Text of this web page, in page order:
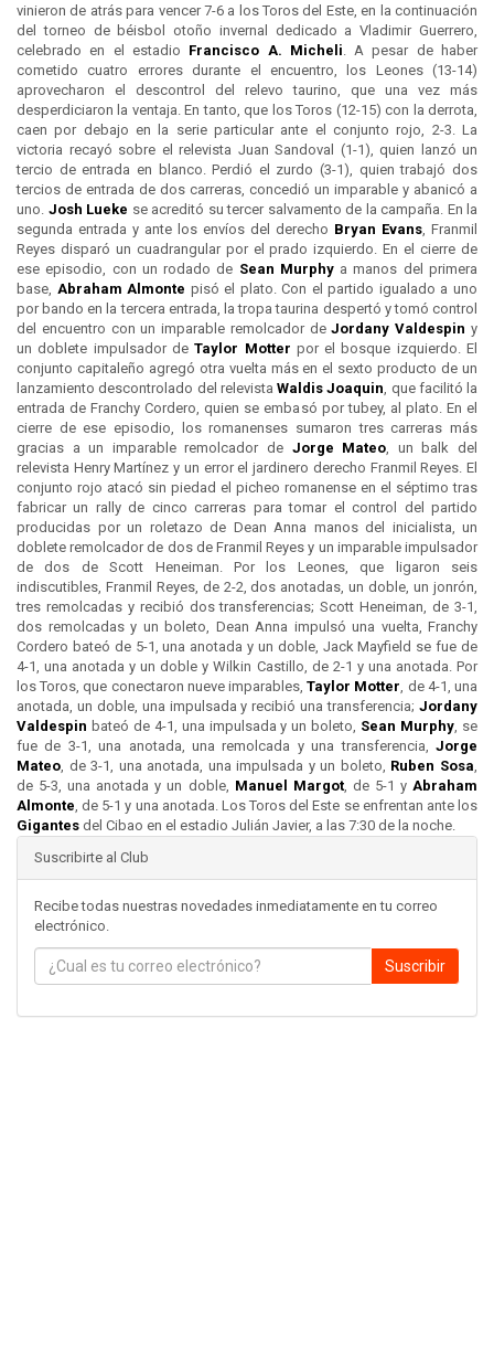
vinieron de atrás para vencer 7-6 a los Toros del Este, en la continuación
del torneo de béisbol otoño invernal dedicado a Vladimir Guerrero,
celebrado en el estadio Francisco A. Micheli . A pesar de haber
cometido cuatro errores durante el encuentro, los Leones (13-14)
aprovecharon el descontrol del relevo taurino, que una vez más
desperdiciaron la ventaja. En tanto, que los Toros (12-15) con la derrota,
caen por debajo en la serie particular ante el conjunto rojo, 2-3. La
victoria recayó sobre el relevista Juan Sandoval (1-1), quien lanzó un
tercio de entrada en blanco. Perdió el zurdo (3-1), quien trabajó dos
tercios de entrada de dos carreras, concedió un imparable y abanicó a
uno. Josh Lueke se acreditó su tercer salvamento de la campaña. En la
segunda entrada y ante los envíos del derecho Bryan Evans , Franmil
Reyes disparó un cuadrangular por el prado izquierdo. En el cierre de
ese episodio, con un rodado de Sean Murphya manos del primera
base, Abraham Almonte pisó el plato. Con el partido igualado a uno
por bando en la tercera entrada, la tropa taurina despertó y tomó control
del encuentro con un imparable remolcador deJordany Valdespin y
un doblete impulsador deTaylor Motter por el bosque izquierdo. El
conjunto capitaleño agregó otra vuelta más en el sexto producto de un
lanzamiento descontrolado del relevista Waldis Joaquin , que facilitó la
entrada de Franchy Cordero, quien se embasó por tubey, al plato. En el
cierre de ese episodio, los romanenses sumaron tres carreras más
gracias a un imparable remolcador de Jorge Mateo , un balk del
relevista Henry Martínez y un error el jardinero derecho Franmil Reyes. El
conjunto rojo atacó sin piedad el picheo romanense en el séptimo tras
fabricar un rally de cinco carreras para tomar el control del partido
producidas por un roletazo de Dean Anna manos del inicialista, un
doblete remolcador de dos de Franmil Reyes y un imparable impulsador
de dos de Scott Heneiman. Por los Leones, que ligaron seis
indiscutibles, Franmil Reyes, de 2-2, dos anotadas, un doble, un jonrón,
tres remolcadas y recibió dos transferencias; Scott Heneiman, de 3-1,
dos remolcadas y un boleto, Dean Anna impulsó una vuelta, Franchy
Cordero bateó de 5-1, una anotada y un doble, Jack Mayfield se fue de
4-1, una anotada y un doble y Wilkin Castillo, de 2-1 y una anotada. Por
los Toros, que conectaron nueve imparables,Taylor Motter , de 4-1, una
anotada, un doble, una impulsada y recibió una transferencia; Jordany
Valdespin bateó de 4-1, una impulsada y un boleto, Sean Murphy , se
fue de 3-1, una anotada, una remolcada y una transferencia, Jorge
Mateo , de 3-1, una anotada, una impulsada y un boleto, Ruben Sosa
de 5-3, una anotada y un doble, Manuel Margot, de 5-1 y Abraham
Almonte , de 5-1 y una anotada. Los Toros del Este se enfrentan ante los
Gigantes del Cibao en el estadio Julián Javier, a las 7:30 de la noche.
Suscribirte al Club
Recibe todas nuestras novedades inmediatamente en tu correo
electrónico.
Suscribir